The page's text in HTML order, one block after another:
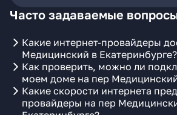
Часто задаваемые
Какие интернет-провайдеры
Медицинский в Екатеринбурге?
Как проверить, можно ли
моем доме на пер
Какие скорости интернета
провайдеры на пер